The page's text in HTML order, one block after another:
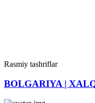
Rasmiy tashriflar
BOLGARIYA |